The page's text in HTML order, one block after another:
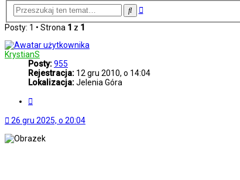
SzukajWyszukiwanie
Posty: 1 • Strona 1 z 1
KrystianS
Posty:955
Rejestracja: 12 gru 2010, o 14:04
Lokalizacja:Jelenia Góra
26 gru 2025, o 20:04